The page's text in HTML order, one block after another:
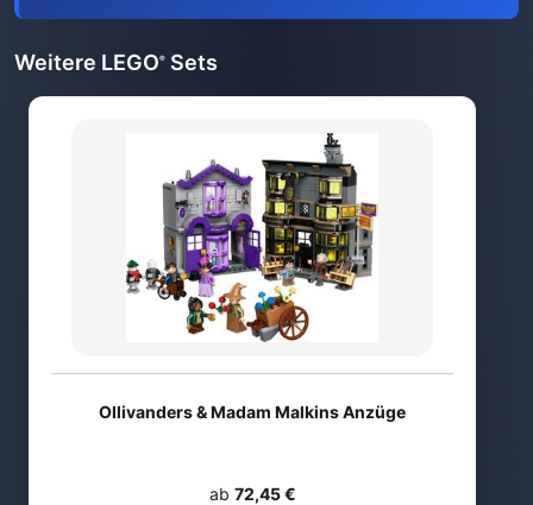
Weitere LEGO® Sets
Ollivanders & Madam Malkins Anzüge
ab 72,45 €